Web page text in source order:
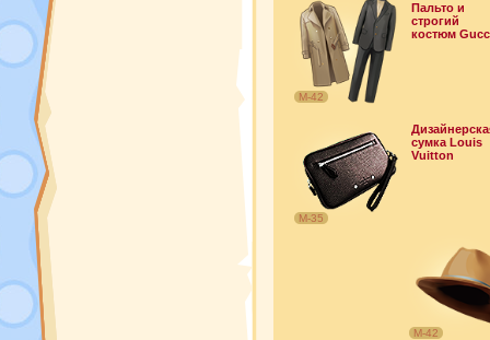
М-42
Пальто и
строгий
костюм
М-35
сумка Louis
Vuitton
М-42